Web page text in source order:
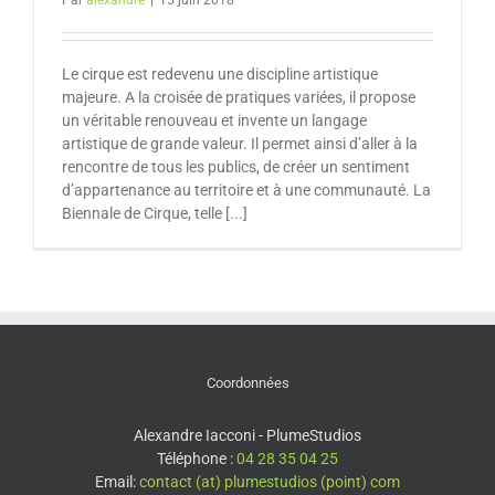
Le cirque est redevenu une discipline artistique
majeure. A la croisée de pratiques variées, il propose
un véritable renouveau et invente un langage
artistique de grande valeur. Il permet ainsi d’aller à la
rencontre de tous les publics, de créer un sentiment
d’appartenance au territoire et à une communauté. La
Biennale de Cirque, telle [...]
Coordonnées
Alexandre Iacconi - PlumeStudios
Téléphone :04 28 35 04 25
Email:contact (at) plumestudios (point) com